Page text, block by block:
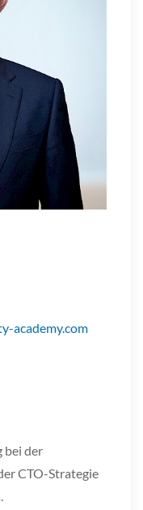
academy.com
bei der
CTO-Strategie